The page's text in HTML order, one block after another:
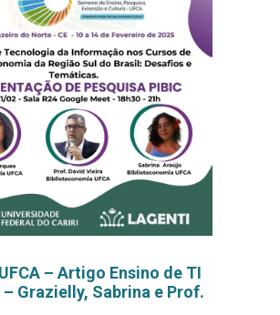
– Artigo Ensino de TI
Grazielly, Sabrina e Prof.